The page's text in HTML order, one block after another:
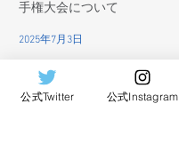
手権大会について
2025年7月3日
公式Twitter 公式Instagram